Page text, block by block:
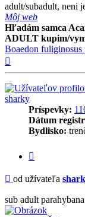
adult/subadult, neni
Môj web
Hľadám samca
ADULT kupim/
Boaedon fuliginosus
sharky
Príspevky:
Dátum
Bydlisko:
Príspevok
od užívateľa
sub adult